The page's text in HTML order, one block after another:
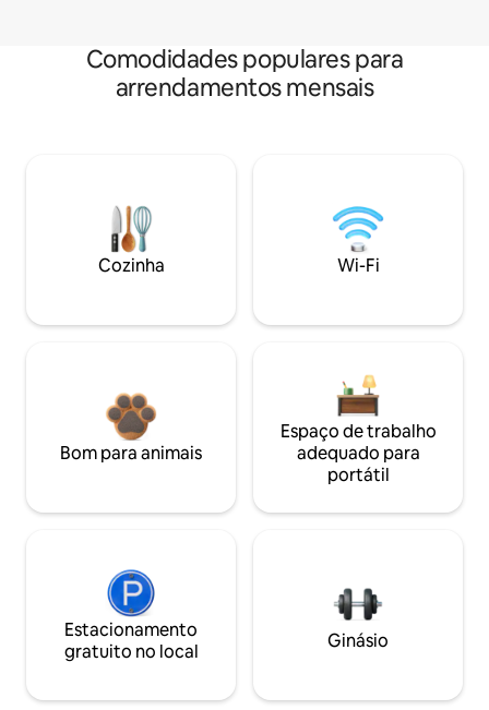
Comodidades populares para
arrendamentos mensais
Cozinha Wi-Fi
Bom para animais
Espaço de trabalho
adequado para
portátil
Estacionamento
gratuito no local
Ginásio